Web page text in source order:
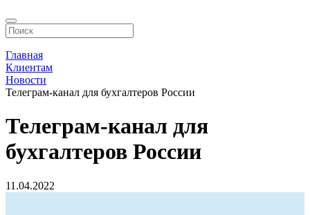
Главная
Клиентам
Новости
Телеграм-канал для бухгалтеров России
Телеграм-канал для
бухгалтеров России
11.04.2022